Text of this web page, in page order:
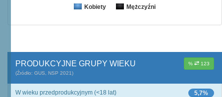
Kobiety Mężczyźni
% 123
PRODUKCYJNE GRUPY WIEKU
(Źródło: GUS, NSP 2021)
5,7%
W wieku przedprodukcyjnym (<18 lat)